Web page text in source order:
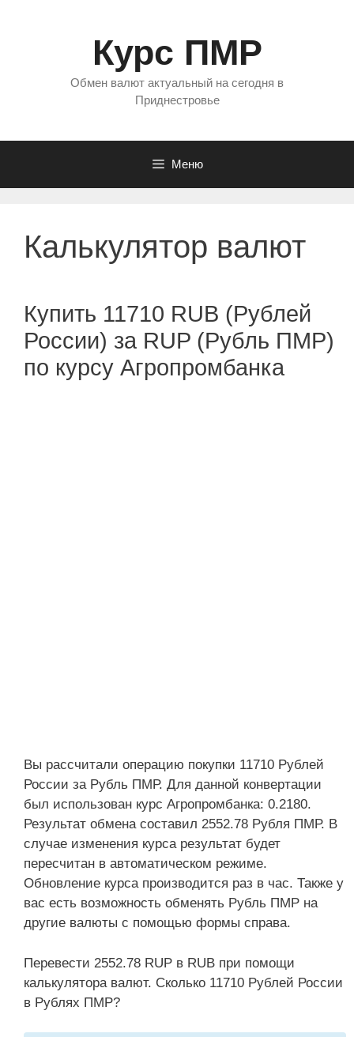
Курс ПМР
Обмен валют актуальный на сегодня в
Приднестровье
Меню
Калькулятор валют
Купить 11710 RUB (Рублей
России) за RUP (Рубль ПМР)
по курсу Агропромбанка
Вы рассчитали операцию покупки 11710 Рублей
России за Рубль ПМР. Для данной конвертации
был использован курс Агропромбанка: 0.2180.
Результат обмена составил 2552.78 Рубля ПМР. В
случае изменения курса результат будет
пересчитан в автоматическом режиме.
Обновление курса производится раз в час. Также у
вас есть возможность обменять Рубль ПМР на
другие валюты с помощью формы справа.
Перевести 2552.78 RUP в RUB при помощи
калькулятора валют. Сколько 11710 Рублей России
в Рублях ПМР?